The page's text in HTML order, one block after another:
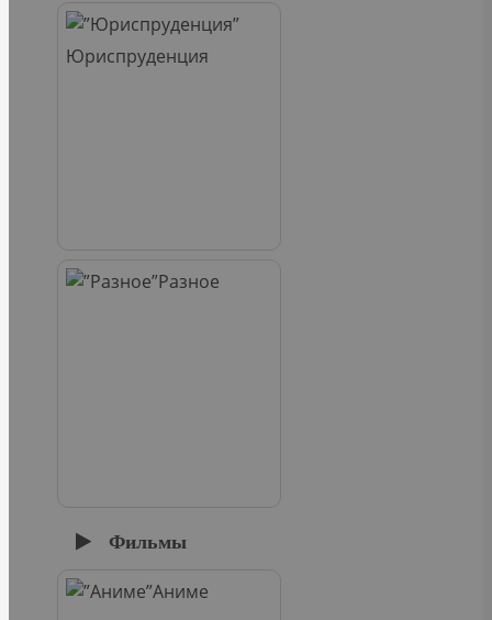
Юриспруденция
Разное
Фильмы
Аниме